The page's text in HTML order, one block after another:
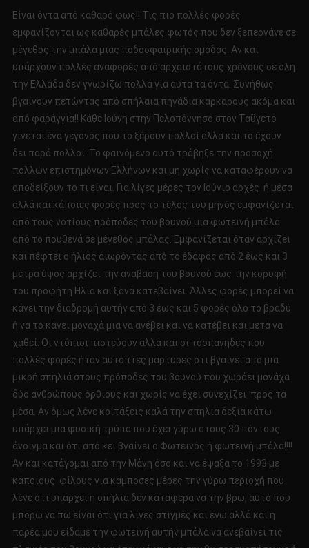
Είναι όντα από καθαρό φως!! Τις πιο πολλές φορές
εμφανίζονται ως καθαρές μπάλες φωτός που δεν ξεπερνάνε σε
μέγεθος την μπάλα μιας ποδοσφαιρικής ομάδας. Αν και
υπάρχουν πολλές αναφορές από αρχαιοτάτους χρόνους σε όλη
την Ελλάδα δεν γνωρίζω πολλά για αυτά τα όντα. Συνήθως
βγαίνουν πετώντας από σπήλαια πηγάδια κάρκαρους ακόμα και
από φαράγγια!! Κάθε Ιούνη στην Πελοπόννησο στον Ταΰγετο
γίνεται ένα γεγονός που το ξέρουν πολλοί αλλά και το έχουν
δει παρά πολλοί. Το φαινόμενο αυτό τράβηξε την προσοχή
πολλών επιστημόνων Ελλήνων και μη χωρίς να καταφέρουν να
αποδείξουν το τι είναι. Για λίγες μέρες τον Ιούνιο αρχές ή μέσα
αλλά και κάποιες φορές προς το τέλος του μηνός εμφανίζεται
από τους νοτίους πρόποδες του βουνού μια φωτεινή μπάλα
από το πουθενά σε μέγεθος μπάλας. Εμφανίζεται όταν αρχίζει
και πέφτει ο ήλιος αιωρόντας από το έδαφος από 2 έως και 3
μέτρα ύψος αρχίζει την ανάβαση του βουνού έως την κορυφή
του προφήτη Ηλία και ξανά κατεβαίνει. Άλλες φορές μπορεί να
κάνει την διαδρομή αυτήν από 3 έως και 5 φορές όλο το βραδύ
ή να το κάνει μοναχά μια να ανέβει και να κατέβει και μετά να
χαθεί. Οι ντόπιοι πιστεύουν αλλά και οι τσοπάνηδες που
πολλές φορές ήταν αυτόπτες μάρτυρες ότι βγαίνει από μια
μικρή σπηλιά στους πρόποδες του βουνού που χωράει μονάχα
δύο ανθρώπους όρθιους και χωρίς να έχει συνεχίζει προς τα
μέσα. Αν όμως λένε κοιτάξεις καλά την σπηλιά δεξιά κάτω
υπάρχει μια φυσική τρύπα που έχει γύρω στους 30 πόντους
άνοιγμα και ότι από κει βγαίνει ο Φωτεινός ή φωτεινή μπάλα!!!!
Αν και κατάγομαι από την Μάνη όσο και να έψαξα το 1993 με
κάποιους φίλους για κάμποσες μέρες την γύρω περιοχή που
λένε ότι υπάρχει η σπήλια δεν κατάφερα να την βρω, αυτό που
μπορώ να πω είναι ότι για λίγες στιγμές και εγώ αλλά και η
παρέα μου είδαμε την φωτεινή αυτήν μπάλα να ανεβαίνει τις